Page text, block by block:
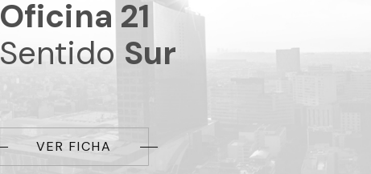
Oficina 21
Sentido Sur
VER FICHA